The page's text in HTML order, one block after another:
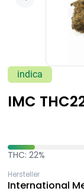
indica
IMC
THC: 22%
Hersteller
International